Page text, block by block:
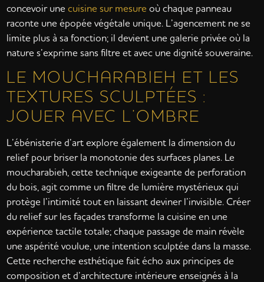
concevoir unecuisine sur mesure où chaque panneau
raconte une épopée végétale unique. L’agencement ne se
limite plus à sa fonction; il devient une galerie privée où la
nature s’exprime sans filtre et avec une dignité souveraine.
LE MOUCHARABIEH ET LES
TEXTURES SCULPTÉES :
JOUER AVEC L’OMBRE
L’ébénisterie d’art explore également la dimension du
relief pour briser la monotonie des surfaces planes. Le
moucharabieh, cette technique exigeante de perforation
du bois, agit comme un filtre de lumière mystérieux qui
protège l’intimité tout en laissant deviner l’invisible. Créer
du relief sur les façades transforme la cuisine en une
expérience tactile totale; chaque passage de main révèle
une aspérité voulue, une intention sculptée dans la masse.
Cette recherche esthétique fait écho aux principes de
composition et d’architecture intérieure enseignés à la